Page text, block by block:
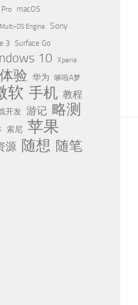
macOS
Multi-OS Engine Sony
3 Surface Go
10 Xperia
验 华为 哆啦A梦
软 手机 教程
开发 游记 略测
索尼 苹果
源 随想 随笔